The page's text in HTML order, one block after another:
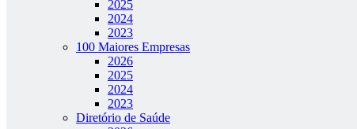
2025
2024
2023
100 Maiores Empresas
2026
2025
2024
2023
Diretório de Saúde